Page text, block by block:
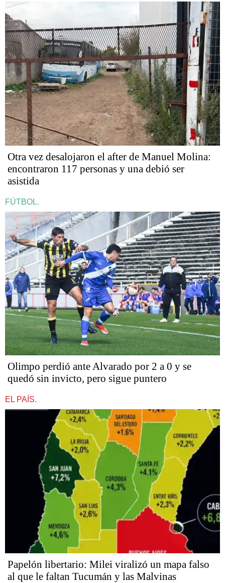
Otra vez desalojaron el after de Manuel Molina:
encontraron 117 personas y una debió ser
asistida
FÚTBOL.
Olimpo perdió ante Alvarado por 2 a 0 y se
quedó sin invicto, pero sigue puntero
EL PAÍS.
Papelón libertario: Milei viralizó un mapa falso
al que le faltan Tucumán y las Malvinas